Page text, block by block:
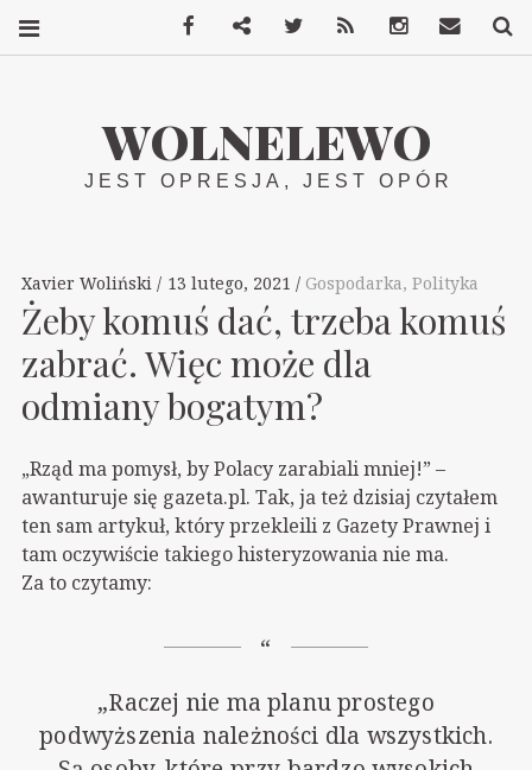
WOLNELEWO
JEST OPRESJA, JEST OPÓR
Xavier Woliński 13 lutego, 2021 Gospodarka, Polityka
Żeby komuś dać, trzeba komuś
zabrać. Więc może dla
odmiany bogatym?
„Rząd ma pomysł, by Polacy zarabiali mniej!” –
awanturuje się gazeta.pl. Tak, ja też dzisiaj czytałem
ten sam artykuł, który przekleili z Gazety Prawnej i
tam oczywiście takiego histeryzowania nie ma.
Za to czytamy:
„Raczej nie ma planu prostego
podwyższenia należności dla wszystkich.
FacebookMastodonTwitter InstagramKontakt